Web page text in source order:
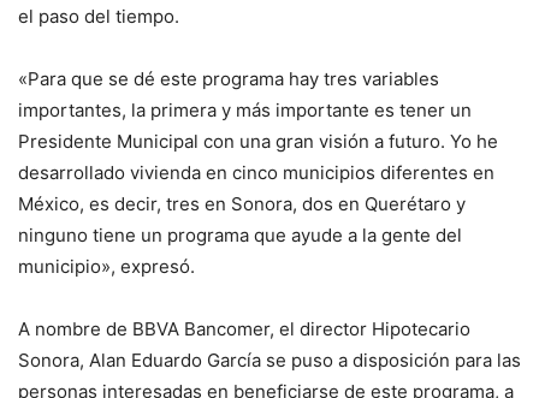
el paso del tiempo.
«Para que se dé este programa hay tres variables
importantes, la primera y más importante es tener un
Presidente Municipal con una gran visión a futuro. Yo he
desarrollado vivienda en cinco municipios diferentes en
México, es decir, tres en Sonora, dos en Querétaro y
ninguno tiene un programa que ayude a la gente del
municipio», expresó.
A nombre de BBVA Bancomer, el director Hipotecario
Sonora, Alan Eduardo García se puso a disposición para las
personas interesadas en beneficiarse de este programa, a